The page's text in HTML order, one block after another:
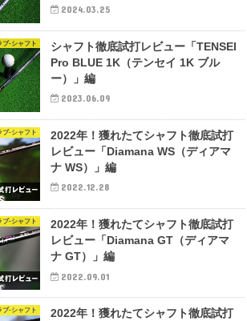
2024.03.25
ブ-シャフト
シャフト徹底試打レビュー「TENSEI
Pro BLUE 1K（テンセイ 1K ブル
ー）」編
2023.06.09
ブ-シャフト
2022年！獲れたてシャフト徹底試打
レビュー「Diamana WS（ディアマ
ナ WS）」編
2022.12.28
ブ-シャフト
2022年！獲れたてシャフト徹底試打
レビュー「Diamana GT（ディアマ
ナ GT）」編
2022.09.01
ブ-シャフト
2022年！獲れたてシャフト徹底試打